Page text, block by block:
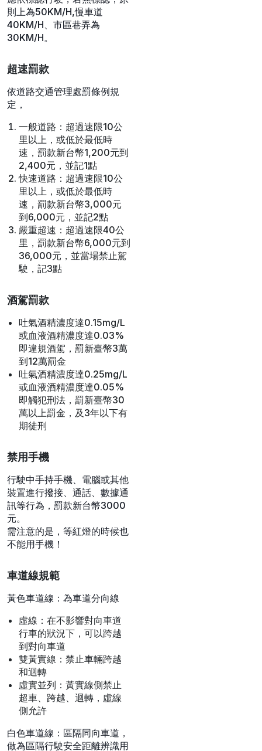
來自交通部路政及道安司
高速公路速限是80到
110KM/H，快速道路是60到
90KM/H,請依照速限標誌行
駛。一般道路若有速限標誌，
應依標誌行駛，若無標誌，原
則上為50KM/H,慢車道
40KM/H、市區巷弄為
30KM/H。
超速罰款
依道路交通管理處罰條例規
定，
一般道路：超過速限10公
里以上，或低於最低時
速，罰款新台幣1,200元到
快速道路：超過速限10公
里以上，或低於最低時
速，罰款新台幣3,000元
到6,000元，並記2點
嚴重超速：超過速限40公
里，罰款新台幣6,000元到
36,000元，並當場禁止駕
駛，記3點
酒駕罰款
或血液酒精濃度達0.03%
即違規酒駕，罰新臺幣3萬
到12萬罰金
吐氣酒精濃度達0.25mg/L
或血液酒精濃度達0.05%
即觸犯刑法，罰新臺幣30
萬以上罰金，及3年以下有
期徒刑
禁用手機
行駛中手持手機、電腦或其他
裝置進行撥接、通話、數據通
訊等行為，罰款新台幣3000
元。
需注意的是，等紅燈的時候也
不能用手機！
車道線規範
虛線：在不影響對向車道